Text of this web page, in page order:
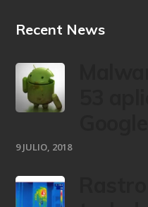
Recent News
9 JULIO, 2018